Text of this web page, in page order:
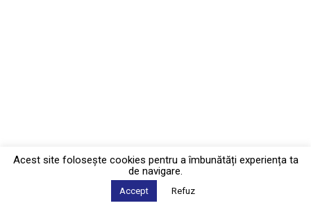
Acest site foloseşte cookies pentru a îmbunătăți experiența ta
de navigare.
Accept Refuz